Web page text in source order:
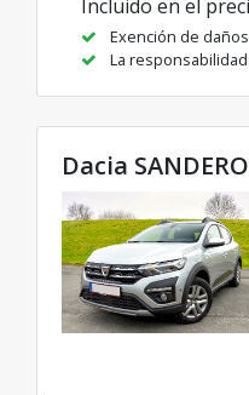
Incluido en el
Exención de
La
Dacia